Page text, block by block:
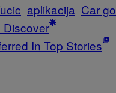
aplikacija Car go
Discover
In Top Stories